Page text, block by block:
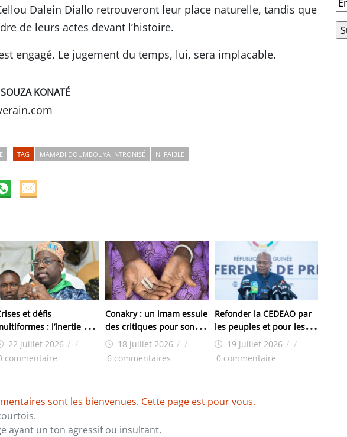
Cellou Dalein Diallo retrouveront leur place naturelle, tandis que
de leurs actes devant l’histoire.
engagé. Le jugement du temps, lui, sera implacable.
KONATÉ
TAG MAMADI DOUMBOUYA INTRONISÉ NI FAIBLE
et défis
: l’inertie de
CEDEAO face aux
autoritaires qui
22 juillet 2026 / /
commentaire
Conakry : un imam essuie
des critiques pour son
engagement contre
l’excision
18 juillet 2026 / /
6 commentaires
Refonder la CEDEAO par
les peuples et pour les
peuples (Ousmane
Gaoual Diallo)
19 juillet 2026 / /
0 commentaire
sont les bienvenues. Cette page est pour vous.
ayant un ton agressif ou insultant.